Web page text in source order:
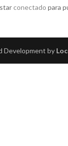
conectado para
Development by